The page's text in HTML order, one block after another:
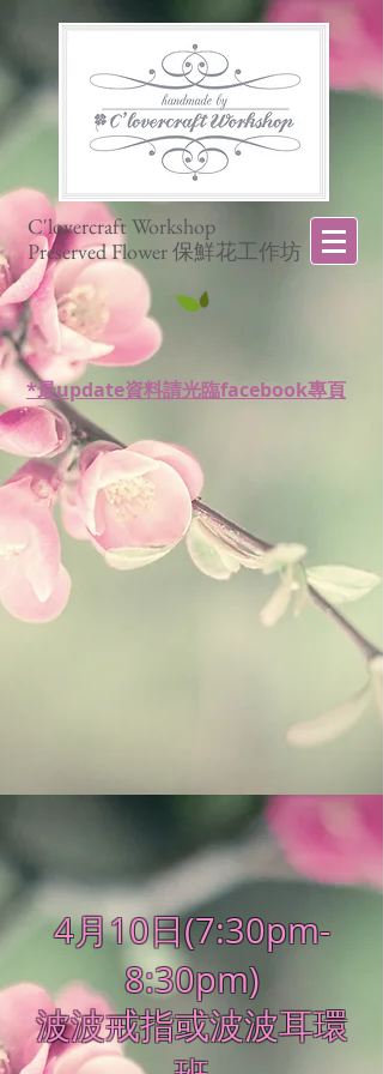
C'lovercraft Workshop
Preserved Flower 保鮮花工作坊
*最update資料請光臨facebook專頁
4月10日(7:30pm-
8:30pm)
波波戒指或波波耳環